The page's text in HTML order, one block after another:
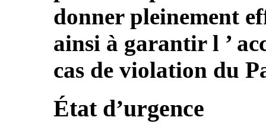
donner pleinement
ainsi à garantir l ’
cas de violation du
État d’urgence